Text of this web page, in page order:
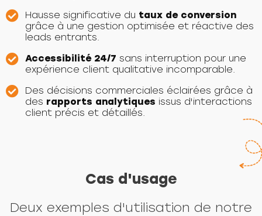
Hausse significative du taux de conversion
grâce à une gestion optimisée et réactive des
leads entrants.
Accessibilité 24/7 sans interruption pour une
expérience client qualitative incomparable.
Des décisions commerciales éclairées grâce à
des rapports analytiques issus d'interactions
client précis et détaillés.
Cas d'usage
Deux exemples d'utilisation de notre